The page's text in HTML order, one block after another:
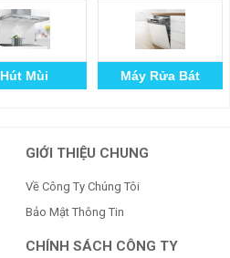
Hút Mùi Máy Rửa Bát
GIỚI THIỆU CHUNG
Về Công Ty Chúng Tôi
Bảo Mật Thông Tin
CHÍNH SÁCH CÔNG TY